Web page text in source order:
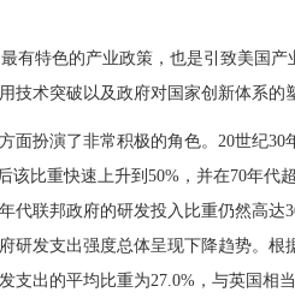
有特色的产业政策，也是引致美国
技术突破以及政府对国家创新体系的
面扮演了非常积极的角色。 20世纪30
该比重快速上升到50%，并在70年代
代联邦政府的研发投入比重仍然高
研发支出强度总体呈现下降趋势。根
支出的平均比重为27.0%，与英国相